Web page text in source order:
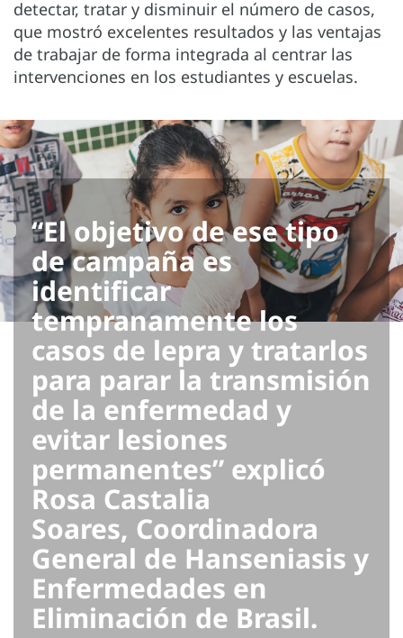
detectar, tratar y disminuir el número de casos,
que mostró excelentes resultados y las ventajas
de trabajar de forma integrada al centrar las
intervenciones en los estudiantes y escuelas.
“El objetivo de ese tipo
de campaña es
identificar
tempranamente los
casos de lepra y tratarlos
para parar la transmisión
de la enfermedad y
evitar lesiones
permanentes” explicó
Rosa Castalia
Soares, Coordinadora
General de Hanseniasis y
Enfermedades en
Eliminación de Brasil.